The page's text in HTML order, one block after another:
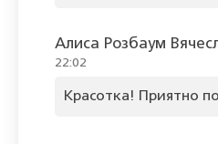
Алиса Розбаум
22:02
Красотка! Приятно